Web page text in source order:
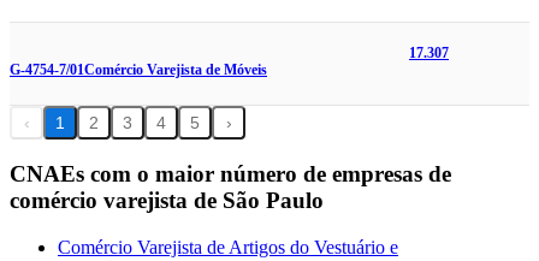
G-4754-7/01Comércio Varejista de Móveis
17.307
‹ 1 2 3 4 5 ›
CNAEs com o maior número de empresas de
comércio varejista de São Paulo
Comércio Varejista de Artigos do Vestuário e